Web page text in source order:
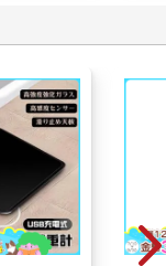
〉；Clifton的〈失
什麼嗎？》；
女人之過》。有些
代的巴基斯坦高中
傳奇人物都蒐羅在
文學眼光，例如
Le Guin、
、Ntozake
、譚恩美、莫